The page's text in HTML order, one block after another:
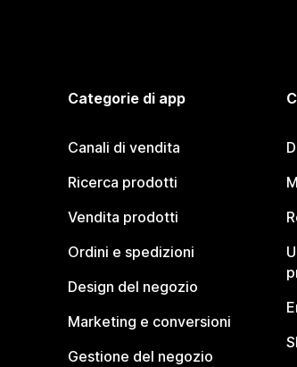
Categorie di app
Canali di vendita
Ricerca prodotti
Vendita prodotti
Ordini e spedizioni
Design del negozio
Marketing e conversioni
Gestione del negozio